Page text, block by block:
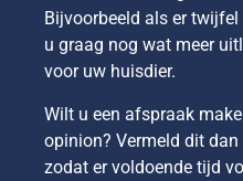
Bijvoorbeeld als er
u graag nog wat meer
voor uw huisdier.
Wilt u een afspraak
opinion? Vermeld dit
zodat er voldoende tijd